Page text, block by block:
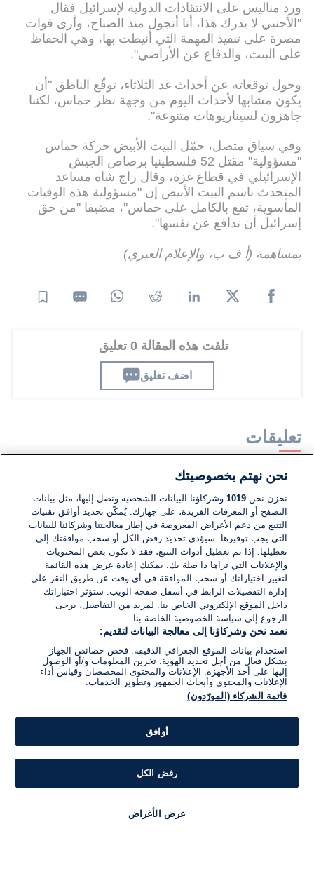
ورد مناليس على الانتقادات الدولية لإسرائيل فقال
"الأجنبي لا يدرك هذا، أنا أتجول منذ الصباح، وأرى قوات
مصرة على تنفيذ المهمة التي أنيطت بها، وهي الحفاظ
على البيت، والدفاع عن الأراضي".
وحول توقعاته عن أحداث غد الثلاثاء، توقّع الناطق "أن
يكون مشابها لأحداث اليوم من وجهة نظر حماس، لكننا
جاهزون لسيناريوهات متنوعة".
وفي سياق متصل، حمّل البيت الأبيض حركة حماس
"مسؤولية" مقتل 52 فلسطينيا برصاص الجيش
الإسرائيلي في قطاع غزة، وقال راج شاه مساعد
المتحدث باسم البيت الأبيض إن "مسؤولية هذه الوفيات
المأسوية، تقع بالكامل على حماس"، مضيفا "من حق
إسرائيل أن تدافع عن نفسها".
بمساهمة (أ ف ب، والإعلام العبري)
تلقت هذه المقالة 0 تعليق
اضف تعليق
تعليقات
لا توجد تعليقات مكتوبة حتى الآن. كن الأول!
اكتب تعليقًا جديدًا ...
نحن نهتم بخصوصيتك
نخزن نحن1019 وشركاؤنا البيانات الشخصية ونصل إليها، مثل بيانات
التصفح أو المعرفات الفريدة، على جهازك. يُمكّن تحديد أوافق تقنيات
التتبع من دعم الأغراض المعروضة في إطار معالجتنا وشركائنا للبيانات
التي يجب توفيرها. سيؤدي تحديد رفض الكل أو سحب موافقتك إلى
تعطيلها. إذا تم تعطيل أدوات التتبع، فقد لا تكون بعض المحتويات
والإعلانات التي تراها ذا صلة بك. يمكنك إعادة عرض هذه القائمة
لتغيير اختياراتك أو سحب الموافقة في أي وقت عن طريق النقر على
إدارة التفضيلات الرابط في أسفل صفحة الويب. ستؤثر اختياراتك
داخل الموقع الإلكتروني الخاص بنا. لمزيد من التفاصيل، يرجى
الرجوع إلى سياسة الخصوصية الخاصة بنا.
نعمد نحن وشركاؤنا إلى معالجة البيانات لتقديم:
استخدام بيانات الموقع الجغرافي الدقيقة. فحص خصائص الجهاز
بشكل فعال من أجل تحديد الهوية. تخزين المعلومات و/أو الوصول
إليها على أحد الأجهزة. الإعلانات والمحتوى المخصصان وقياس أداء
الإعلانات والمحتوى وأبحاث الجمهور وتطوير الخدمات.
قائمة الشركاء (المورّدون)
أوافق
رفض الكل
عرض الأغراض